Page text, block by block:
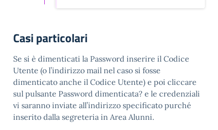
Casi particolari
Se si è dimenticati la Password inserire il Codice
Utente (o l’indirizzo mail nel caso si fosse
dimenticato anche il Codice Utente) e poi cliccare
sul pulsante Password dimenticata? e le credenziali
vi saranno inviate all’indirizzo specificato purché
inserito dalla segreteria in Area Alunni.